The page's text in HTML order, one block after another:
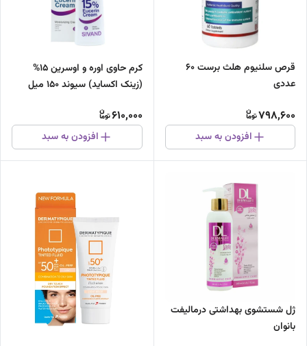
قرص سلنیوم هلث برست 60
عددی
798,600
افزودن به سبد
کرم حاوی اوره و اوسرین 15%
(زینک اکساید) سیوند 150 میل
610,000
افزودن به سبد
ژل شستشوی بهداشتی درمالیفت
بانوان